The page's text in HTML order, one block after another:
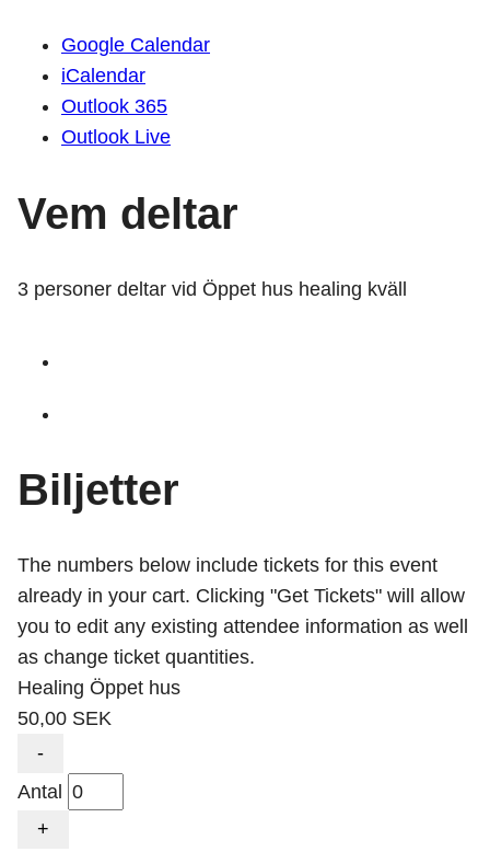
Google Calendar
iCalendar
Outlook 365
Outlook Live
Vem deltar
3 personer deltar vid Öppet hus healing kväll
Biljetter
The numbers below include tickets for this event
already in your cart. Clicking "Get Tickets" will allow
you to edit any existing attendee information as well
as change ticket quantities.
Healing Öppet hus
50,00 SEK
Minska
biljettantalet
för
Healing
-
Antal
Increase
+